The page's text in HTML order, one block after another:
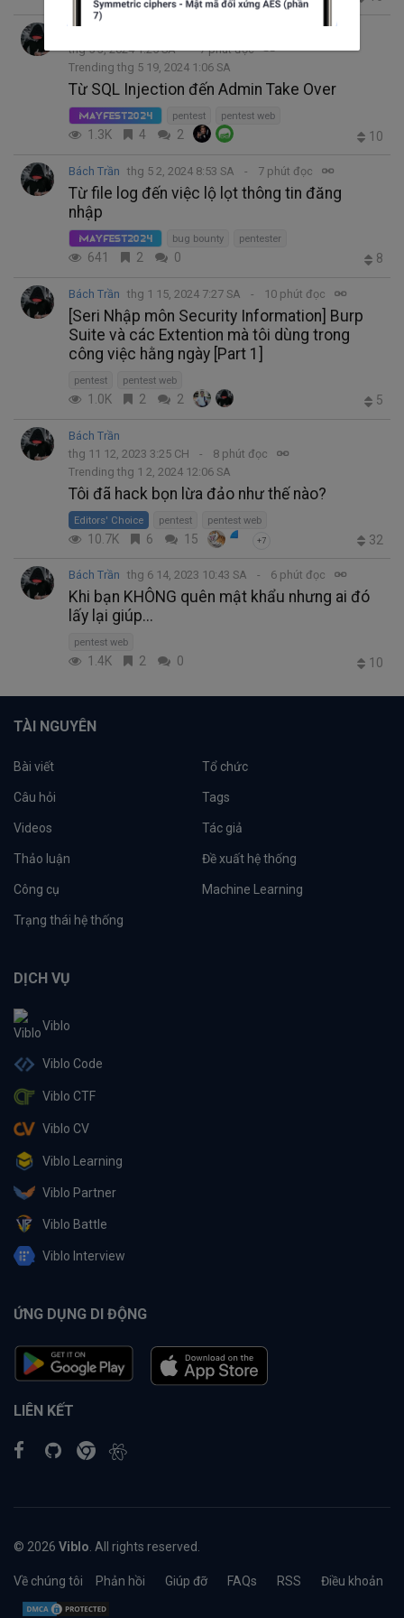
thg 5 3, 2024 1:25 SA
7 phút đọc
Trending thg 5 19, 2024 1:06 SA
Từ SQL Injection đến Admin Take Over
MayFest2024 pentest pentest web
1.3K 4 2 10
Bách Trần thg 5 2, 2024 8:53 SA 7 phút đọc
Từ file log đến việc lộ lọt thông tin đăng
nhập
MayFest2024 bug bounty pentester
641 2 0 8
Bách Trần thg 1 15, 2024 7:27 SA 10 phút đọc
[Seri Nhập môn Security Information] Burp
Suite và các Extention mà tôi dùng trong
công việc hằng ngày [Part 1]
pentest pentest web
1.0K 2 2 5
Bách Trần
thg 11 12, 2023 3:25 CH
8 phút đọc
Trending thg 1 2, 2024 12:06 SA
Tôi đã hack bọn lừa đảo như thế nào?
Editors' Choice pentest pentest web
10.7K 6 15 +7 32
Bách Trần thg 6 14, 2023 10:43 SA 6 phút đọc
Khi bạn KHÔNG quên mật khẩu nhưng ai đó
lấy lại giúp...
pentest web
1.4K 2 0 10
TÀI NGUYÊN
Bài viết Tổ chức
Câu hỏi Tags
Videos Tác giả
Thảo luận Đề xuất hệ thống
Công cụ Machine Learning
Trạng thái hệ thống
DỊCH VỤ
Viblo
Viblo Code
Viblo CTF
Viblo CV
Viblo Learning
Viblo Partner
Viblo Battle
Viblo Interview
ỨNG DỤNG DI ĐỘNG
LIÊN KẾT
© 2026 Viblo . All rights reserved.
Về chúng tôi Phản hồi Giúp đỡ FAQs RSS Điều khoản